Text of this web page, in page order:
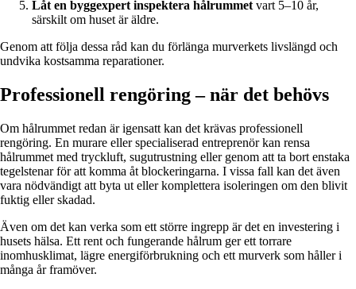
Låt en byggexpert inspektera hålrummet vart 5–10 år,
särskilt om huset är äldre.
Genom att följa dessa råd kan du förlänga murverkets livslängd och
undvika kostsamma reparationer.
Professionell rengöring – när det behövs
Om hålrummet redan är igensatt kan det krävas professionell
rengöring. En murare eller specialiserad entreprenör kan rensa
hålrummet med tryckluft, sugutrustning eller genom att ta bort enstaka
tegelstenar för att komma åt blockeringarna. I vissa fall kan det även
vara nödvändigt att byta ut eller komplettera isoleringen om den blivit
fuktig eller skadad.
Även om det kan verka som ett större ingrepp är det en investering i
husets hälsa. Ett rent och fungerande hålrum ger ett torrare
inomhusklimat, lägre energiförbrukning och ett murverk som håller i
många år framöver.